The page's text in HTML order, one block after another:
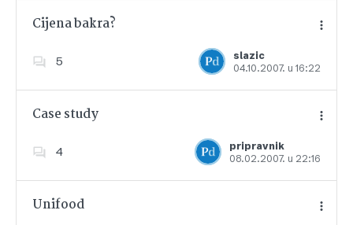
Cijena bakra?
5
slazic
04.10.2007. u 16:22
Dodajte u favorite
Case study
4
pripravnik
08.02.2007. u 22:16
Dodajte u favorite
Unifood